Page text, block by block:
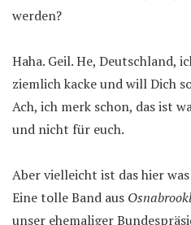
werden?
Haha. Geil. He, Deutschland,
ziemlich kacke und will Dich
Ach, ich merk schon, das ist
und nicht für euch.
Aber vielleicht ist das hier
Eine tolle Band aus
unser ehemaliger